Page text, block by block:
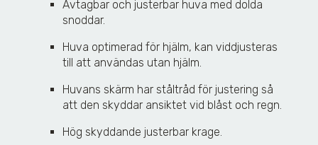
Avtagbar och justerbar huva med dolda
snoddar.
Huva optimerad för hjälm, kan viddjusteras
till att användas utan hjälm.
Huvans skärm har ståltråd för justering så
att den skyddar ansiktet vid blåst och regn.
Hög skyddande justerbar krage.